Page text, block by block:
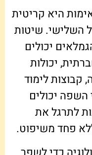
היא קריטית
השלישי. שיטות
יכולים
יכולות
קבוצות לימוד
השפה יכולים
לתרגל את
פחד משיפוט.